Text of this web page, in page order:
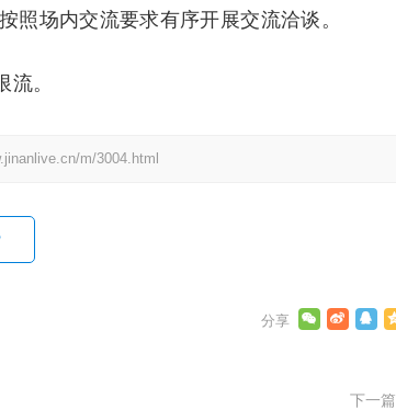
场内交流要求有序开展交流洽谈。
。
m/3004.html
下一